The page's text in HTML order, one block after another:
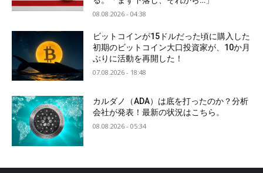
08.08.2026 - 04:38
ビットコインが15ドルだった頃に購入した
初期のビットコイン大口投資家が、10か月
ぶりに活動を再開した！
07.08.2026 - 18:48
カルダノ（ADA）は底を打ったのか？分析
会社が発表！最新の状況はこちら。
08.08.2026 - 05:34